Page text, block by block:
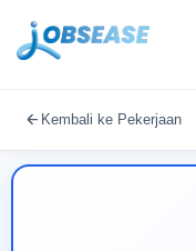
Kembali ke Pekerjaan
Buat profil Anda